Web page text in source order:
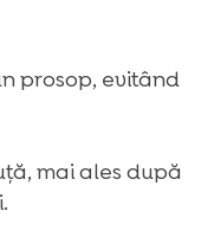
prosop, evitând
mai ales după